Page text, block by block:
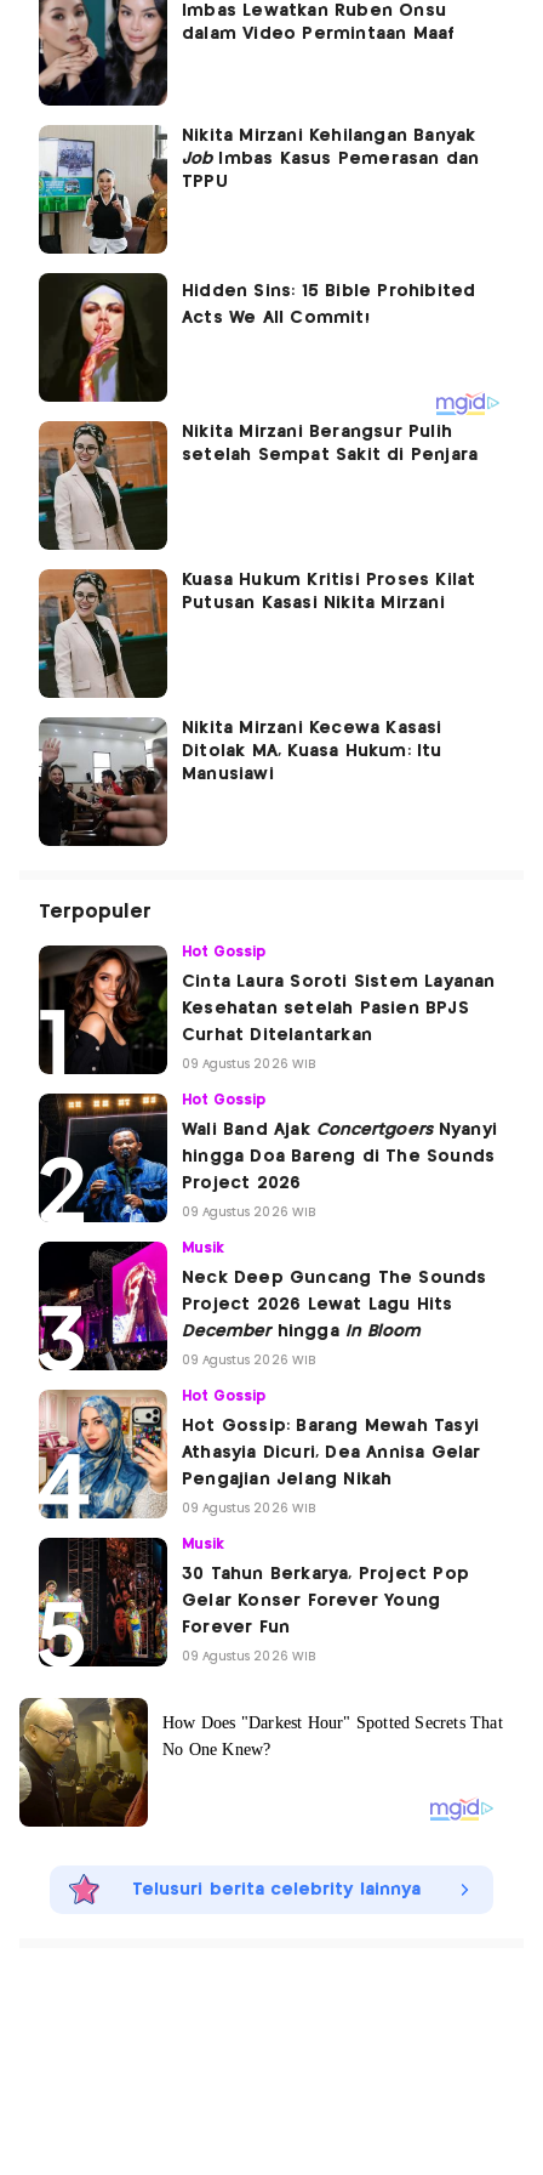
Imbas Lewatkan Ruben Onsu
dalam Video Permintaan Maaf
Nikita Mirzani Kehilangan Banyak
JobImbas Kasus Pemerasan dan
TPPU
Nikita Mirzani Berangsur Pulih
setelah Sempat Sakit di Penjara
Kuasa Hukum Kritisi Proses Kilat
Putusan Kasasi Nikita Mirzani
Nikita Mirzani Kecewa Kasasi
Ditolak MA, Kuasa Hukum: Itu
Manusiawi
Terpopuler
Hot Gossip
Cinta Laura Soroti Sistem Layanan
Kesehatan setelah Pasien BPJS
Curhat Ditelantarkan
09 Agustus 2026 WIB
Hot Gossip
Wali Band Ajak ConcertgoersNyanyi
hingga Doa Bareng di The Sounds
Project 2026
09 Agustus 2026 WIB
Musik
Neck Deep Guncang The Sounds
Project 2026 Lewat Lagu Hits
Decemberhingga In Bloom
09 Agustus 2026 WIB
Hot Gossip
Hot Gossip: Barang Mewah Tasyi
Athasyia Dicuri, Dea Annisa Gelar
Pengajian Jelang Nikah
09 Agustus 2026 WIB
Musik
30 Tahun Berkarya, Project Pop
Gelar Konser Forever Young
Forever Fun
09 Agustus 2026 WIB
Telusuri berita celebrity lainnya